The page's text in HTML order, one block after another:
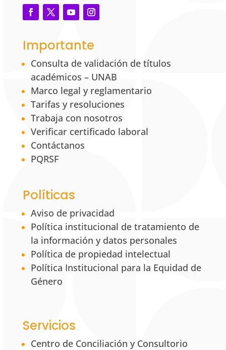
Importante
Consulta de validación de títulos
académicos – UNAB
Marco legal y reglamentario
Tarifas y resoluciones
Trabaja con nosotros
Verificar certificado laboral
Contáctanos
PQRSF
Políticas
Aviso de privacidad
Política institucional de tratamiento de
la información y datos personales
Política de propiedad intelectual
Política Institucional para la Equidad de
Género
Servicios
Centro de Conciliación y Consultorio